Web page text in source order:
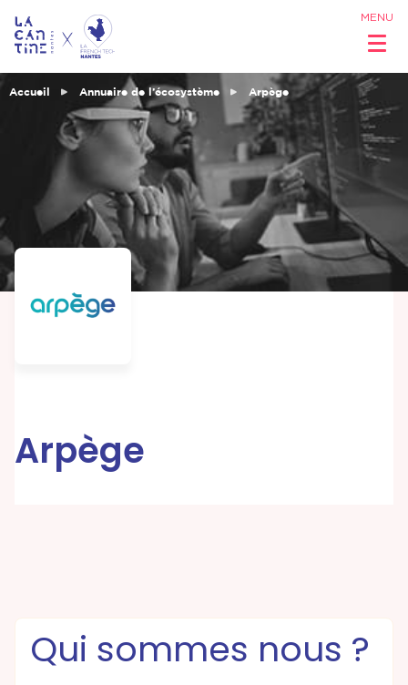
MENU
Qui sommes
nous ?
Réseau &
Opportunités
Partenariats &
Coopérations
& Services
Accueil Annuaire de l’écosystème Arpège
Arpège
Qui sommes nous ?